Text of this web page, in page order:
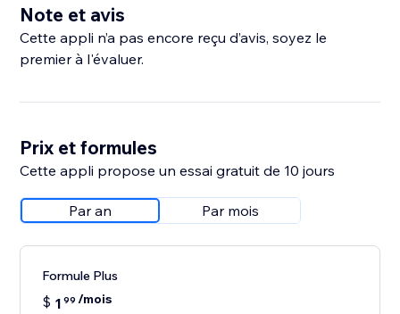
Note et avis
Cette appli n’a pas encore reçu d’avis, soyez le
premier à l'évaluer.
Prix et formules
Cette appli propose un essai gratuit de 10 jours
Par an Par mois
Formule Plus
$ 1 99 /mois